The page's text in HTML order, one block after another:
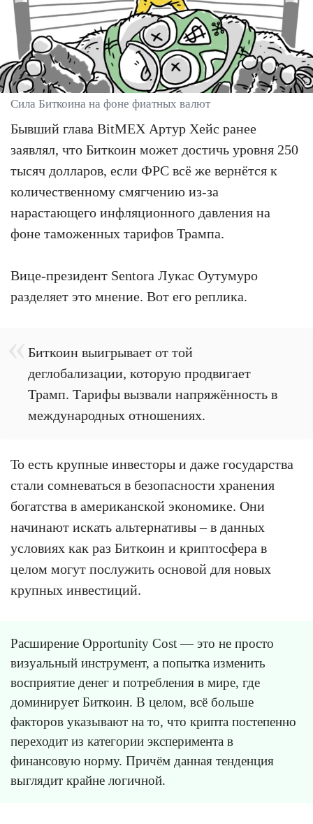
Сила Биткоина на фоне фиатных валют
Бывший глава BitMEX Артур Хейс ранее
заявлял, что Биткоин может достичь уровня 250
тысяч долларов, если ФРС всё же вернётся к
количественному смягчению из-за
нарастающего инфляционного давления на
фоне таможенных тарифов Трампа.
Вице-президент Sentora Лукас Оутумуро
разделяет это мнение. Вот его реплика.
Биткоин выигрывает от той
деглобализации, которую продвигает
Трамп. Тарифы вызвали напряжённость в
международных отношениях.
То есть крупные инвесторы и даже государства
стали сомневаться в безопасности хранения
богатства в американской экономике. Они
начинают искать альтернативы – в данных
условиях как раз Биткоин и криптосфера в
целом могут послужить основой для новых
крупных инвестиций.
Расширение Opportunity Cost — это не просто
визуальный инструмент, а попытка изменить
восприятие денег и потребления в мире, где
доминирует Биткоин. В целом, всё больше
факторов указывают на то, что крипта постепенно
переходит из категории эксперимента в
финансовую норму. Причём данная тенденция
выглядит крайне логичной.